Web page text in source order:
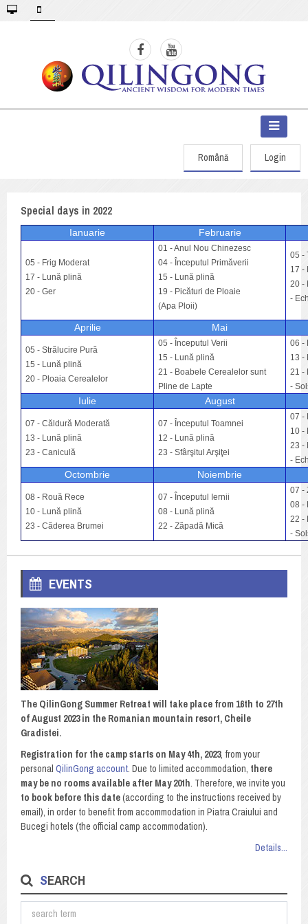
Română Login
Special days in 2022
Ianuarie Februarie
05 - Frig Moderat
17 - Lună plină
20 - Ger
01 - Anul Nou Chinezesc
04 - Începutul Primăverii
15 - Lună plină
19 - Picături de Ploaie
(Apa Ploii)
05 -
17 -
20 -
-
Aprilie Mai
05 - Strălucire Pură
15 - Lună plină
20 - Ploaia Cerealelor
05 - Începutul Verii
15 - Lună plină
21 - Boabele Cerealelor sunt
Pline de Lapte
06 -
13 -
21 -
-
Iulie August
07 - Căldură Moderată
13 - Lună plină
23 - Caniculă
07 - Începutul Toamnei
12 - Lună plină
23 - Sfârşitul Arşiţei
07 -
10 -
23 -
-
Octombrie Noiembrie
08 - Rouă Rece
10 - Lună plină
23 - Căderea Brumei
07 - Începutul Iernii
08 - Lună plină
22 - Zăpadă Mică
07 -
08 -
22 -
-
EVENTS
The QilinGong Summer Retreat will take place from 16th to 27th
of August 2023 in the Romanian mountain resort, Cheile
Gradistei.
Registration for the camp starts on May 4th, 2023, from your
personal QilinGong account. Due to limited accommodation, there
may be no rooms available after May 20th. Therefore, we invite you
to book before this date(according to the instructions received by
email), in order to benefit from accommodation in Piatra Craiului and
Bucegi hotels (the official camp accommodation).
Details...
SEARCH